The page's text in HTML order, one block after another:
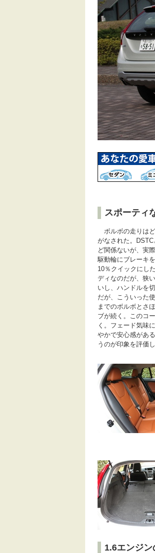
スポーティ
ボルボの走りは
がなされた。
ど関係ないが、実
駆動輪にブレーキ
10％クイックにし
ディなのだが、狭
いし、ハンドルを
だが、こういった
までのボルボとさ
ブが続く。このコ
く。フェード気味
やかで安心感があ
うのが印象を評価し
1.6エンジ